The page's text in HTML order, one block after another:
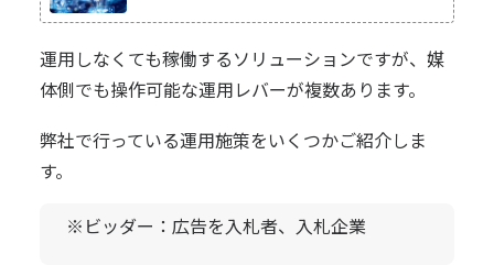
運用しなくても稼働するソリューションですが、媒
体側でも操作可能な運用レバーが複数あります。
弊社で行っている運用施策をいくつかご紹介しま
す。
※ビッダー：広告を入札者、入札企業